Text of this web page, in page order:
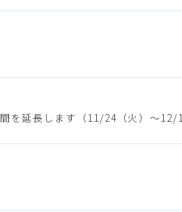
を延長します（11/24（火）～12/